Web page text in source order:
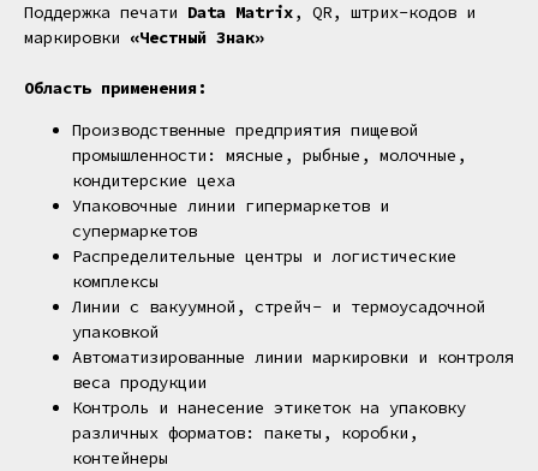
Поддержка печати Data Matrix, QR, штрих-кодов и
маркировки «Честный Знак»
Область применения:
Производственные предприятия пищевой
промышленности: мясные, рыбные, молочные,
кондитерские цеха
Упаковочные линии гипермаркетов и
супермаркетов
Распределительные центры и логистические
комплексы
Линии с вакуумной, стрейч- и термоусадочной
упаковкой
Автоматизированные линии маркировки и контроля
веса продукции
Контроль и нанесение этикеток на упаковку
различных форматов: пакеты, коробки,
контейнеры